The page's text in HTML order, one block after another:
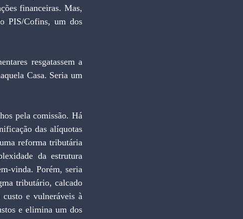
financeiras. Mas,
PIS/Cofins, um dos
resgatassem a
Casa. Seria um
pela comissão. Há
das alíquotas
reforma tributária
da estrutura
vinda. Porém, seria
tributário, calcado
e vulneráveis à
e elimina um dos